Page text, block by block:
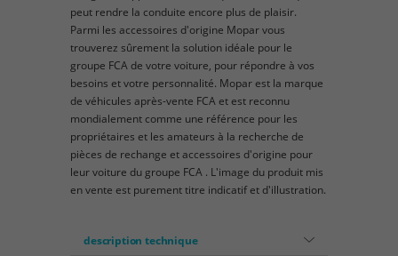
peut rendre la conduite encore plus de plaisir.
Parmi les accessoires d'origine Mopar vous
trouverez sûrement la solution idéale pour le
groupe FCA de votre voiture, pour répondre à vos
besoins et votre personnalité. Mopar est la marque
de véhicules après-vente FCA et est reconnu
mondialement comme une référence pour les
propriétaires et les amateurs à la recherche de
pièces de rechange et accessoires d'origine pour
leur voiture du groupe FCA . L'image du produit mis
en vente est purement titre indicatif et d'illustration.
description technique